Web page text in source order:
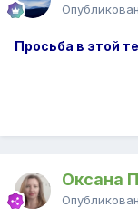
Просьба в этой
Оксана